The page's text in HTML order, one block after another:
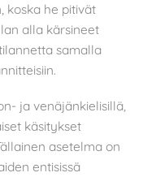
koska he pitivät
alla kärsineet
samalla
ja venäjänkielisillä,
käsitykset
asetelma on
entisissä